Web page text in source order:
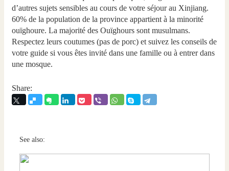
d’autres sujets sensibles au cours de votre séjour au Xinjiang.
60% de la population de la province appartient à la minorité
ouïghoure. La majorité des Ouïghours sont musulmans.
Respectez leurs coutumes (pas de porc) et suivez les conseils de
votre guide si vous êtes invité dans une famille ou à entrer dans
une mosque.
Share:
See also: